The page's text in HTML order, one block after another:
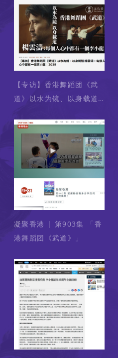
【专访】香港舞蹈团《武
道》以水为镜、以身载道
一个李小龙｜2025
凝聚香港 | 第903集 「香
港舞蹈团《武道》」